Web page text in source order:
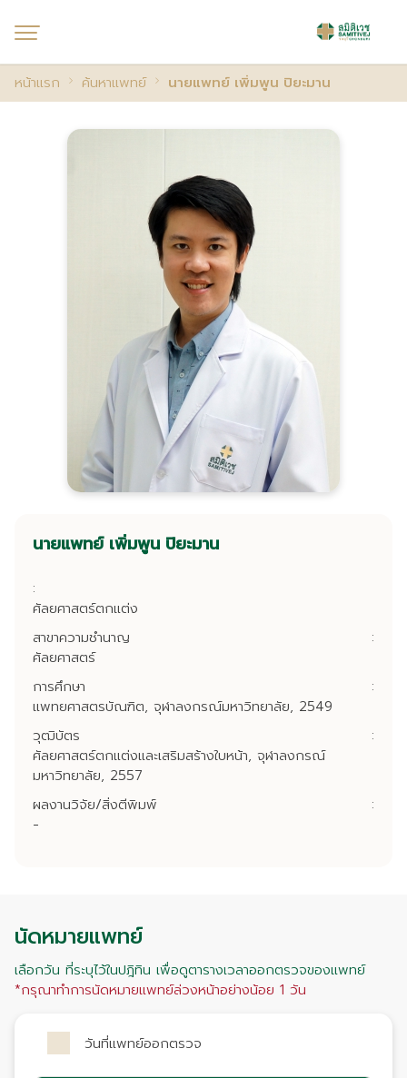
หน้าแรก ค้นหาแพทย์ นายแพทย์ เพิ่มพูน ปิยะมาน
นายแพทย์ เพิ่มพูน ปิยะมาน
:
ศัลยศาสตร์ตกแต่ง
สาขาความชำนาญ
:
ศัลยศาสตร์
การศึกษา
:
แพทยศาสตรบัณฑิต, จุฬาลงกรณ์มหาวิทยาลัย, 2549
วุฒิบัตร
:
ศัลยศาสตร์ตกแต่งและเสริมสร้างใบหน้า, จุฬาลงกรณ์
มหาวิทยาลัย, 2557
ผลงานวิจัย/สิ่งตีพิมพ์
:
-
นัดหมายแพทย์
เลือกวัน ที่ระบุไว้ในปฎิทิน เพื่อดูตารางเวลาออกตรวจของแพทย์
*กรุณาทำการนัดหมายแพทย์ล่วงหน้าอย่างน้อย 1 วัน
วันที่แพทย์ออกตรวจ